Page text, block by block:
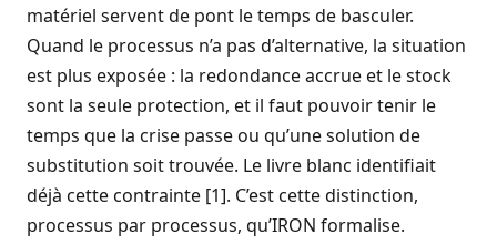
matériel servent de pont le temps de basculer.
Quand le processus n’a pas d’alternative, la situation
est plus exposée : la redondance accrue et le stock
sont la seule protection, et il faut pouvoir tenir le
temps que la crise passe ou qu’une solution de
substitution soit trouvée. Le livre blanc identifiait
déjà cette contrainte [1]. C’est cette distinction,
processus par processus, qu’IRON formalise.